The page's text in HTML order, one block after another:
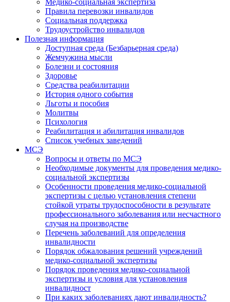
Правила перевозки инвалидов
Социальная поддержка
Трудоустройство инвалидов
Полезная информация
Доступная среда (Безбарьерная среда)
Жемчужина мысли
Болезни и состояния
Здоровье
Средства реабилитации
История одного события
Льготы и пособия
Молитвы
Психология
Реабилитация и абилитация инвалидов
Список учебных заведений
МСЭ
Вопросы и ответы по МСЭ
Необходимые документы для проведения медико-
социальной экспертизы
Особенности проведения медико-социальной
экспертизы с целью установления степени
стойкой утраты трудоспособности в результате
профессионального заболевания или несчастного
случая на производстве
Перечень заболеваний для определения
инвалидности
Порядок обжалования решений учреждений
медико-социальной экспертизы
Порядок проведения медико-социальной
экспертизы и условия для установления
инвалидност
При каких заболеваниях дают инвалидность?